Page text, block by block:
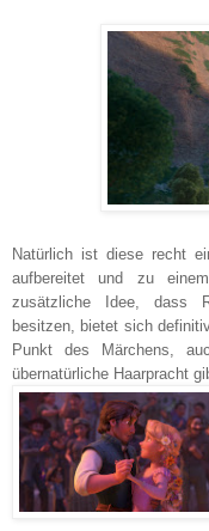
Natürlich ist diese recht
aufbereitet und zu
zusätzliche Idee, dass
besitzen, bietet sich
Punkt des Märchens,
übernatürliche Haarpracht